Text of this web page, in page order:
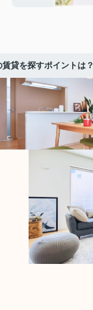
貸を探すポイントは